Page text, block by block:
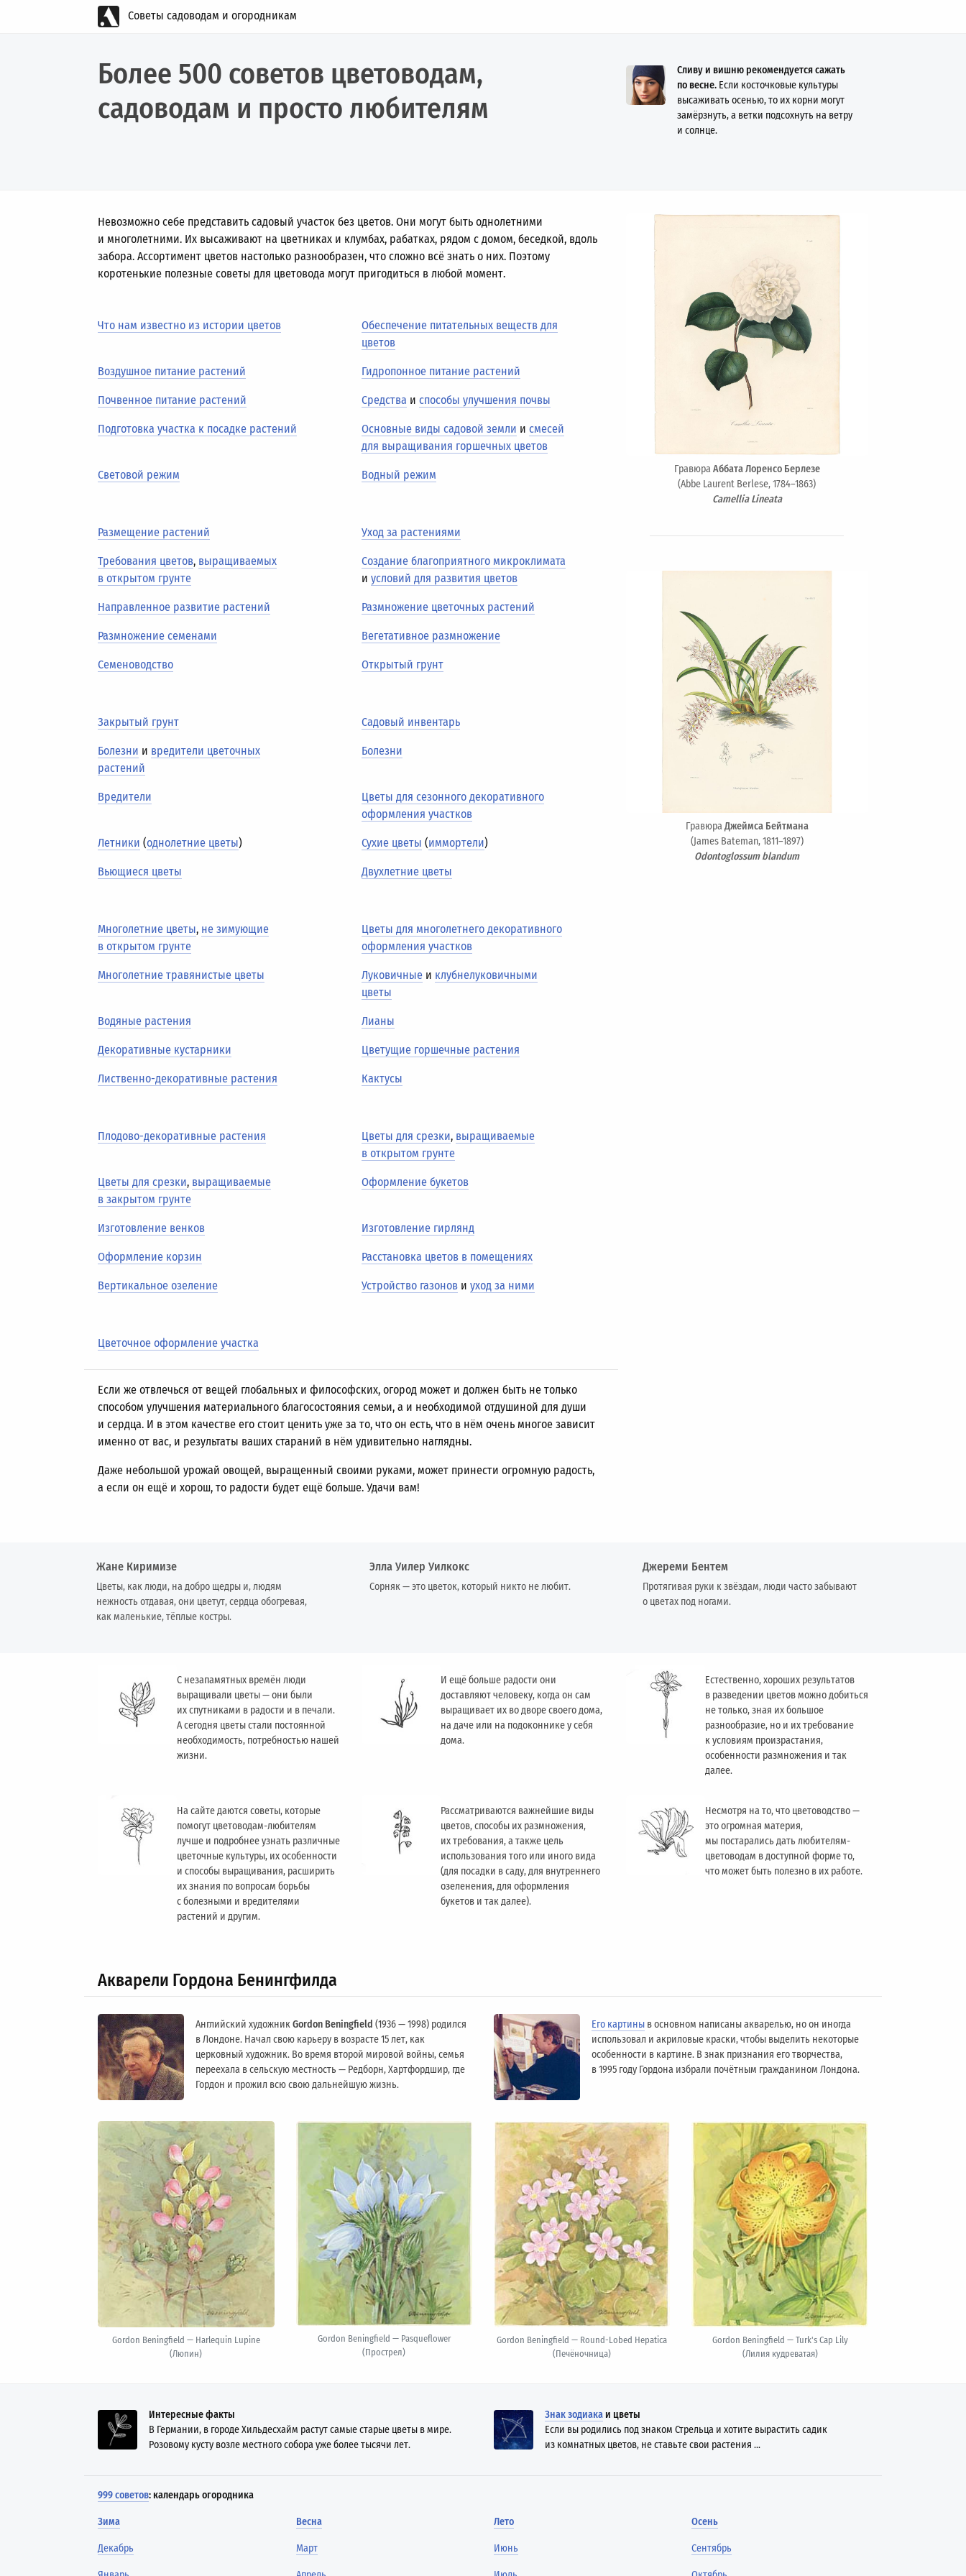
Советы садоводам и огородникам
Более 500 советов цветоводам,
садоводам и просто любителям
Сливу и вишню рекомендуется сажать
по весне.Если косточковые культуры
высаживать осенью, то их корни могут
замёрзнуть, а ветки подсохнуть на ветру
и солнце.
Невозможно себе представить садовый участок без цветов. Они могут быть однолетними
и многолетними. Их высаживают на цветниках и клумбах, рабатках, рядом с домом, беседкой, вдоль
забора. Ассортимент цветов настолько разнообразен, что сложно всё знать о них. Поэтому
коротенькие полезные советы для цветовода могут пригодиться в любой момент.
Что нам известно из истории цветов
Обеспечение питательных веществ для
цветов
Воздушное питание растений Гидропонное питание растений
Почвенное питание растений Средства испособы улучшения почвы
Подготовка участка к посадке растений Основные виды садовой земли исмесей
для выращивания горшечных цветов
Световой режим Водный режим
Размещение растений Уход за растениями
Требования цветов, выращиваемых
в открытом грунте
Создание благоприятного микроклимата
иусловий для развития цветов
Направленное развитие растений Размножение цветочных растений
Размножение семенами Вегетативное размножение
Семеноводство Открытый грунт
Закрытый грунт Садовый инвентарь
Болезни и вредители цветочных
растений
Болезни
Вредители
Цветы для сезонного декоративного
оформления участков
Летники (однолетние цветы) Сухие цветы (иммортели)
Вьющиеся цветы Двухлетние цветы
Многолетние цветы, не зимующие
в открытом грунте
Цветы для многолетнего декоративного
оформления участков
Многолетние травянистые цветы Луковичные и клубнелуковичными
цветы
Водяные растения Лианы
Декоративные кустарники Цветущие горшечные растения
Лиственно-декоративные растения Кактусы
Плодово-декоративные растения Цветы для срезки, выращиваемые
в открытом грунте
Цветы для срезки, выращиваемые
в закрытом грунте
Оформление букетов
Изготовление венков Изготовление гирлянд
Оформление корзин Расстановка цветов в помещениях
Вертикальное озеление Устройство газонов иуход за ними
Цветочное оформление участка
Если же отвлечься от вещей глобальных и философских, огород может и должен быть не только
способом улучшения материального благосостояния семьи, а и необходимой отдушиной для души
и сердца. И в этом качестве его стоит ценить уже за то, что он есть, что в нём очень многое зависит
именно от вас, и результаты ваших стараний в нём удивительно наглядны.
Даже небольшой урожай овощей, выращенный своими руками, может принести огромную радость,
а если он ещё и хорош, то радости будет ещё больше. Удачи вам!
ГравюраАббата Лоренсо Берлезе
(Abbe Laurent Berlese, 1784–1863)
Camellia Lineata
ГравюраДжеймса Бейтмана
(James Bateman, 1811–1897)
Odontoglossum blandum
Жане Киримизе
Цветы, как люди, на добро щедры и, людям
нежность отдавая, они цветут, сердца обогревая,
как маленькие, тёплые костры.
Элла Уилер Уилкокс
Сорняк — это цветок, который никто не любит.
Джереми Бентем
Протягивая руки к звёздам, люди часто забывают
о цветах под ногами.
С незапамятных времён люди
выращивали цветы — они были
их спутниками в радости и в печали.
А сегодня цветы стали постоянной
необходимость, потребностью нашей
жизни.
И ещё больше радости они
доставляют человеку, когда он сам
выращивает их во дворе своего дома,
на даче или на подоконнике у себя
дома.
Естественно, хороших результатов
в разведении цветов можно добиться
не только, зная их большое
разнообразие, но и их требование
к условиям произрастания,
особенности размножения и так
далее.
На сайте даются советы, которые
помогут цветоводам-любителям
лучше и подробнее узнать различные
цветочные культуры, их особенности
и способы выращивания, расширить
их знания по вопросам борьбы
с болезными и вредителями
растений и другим.
Рассматриваются важнейшие виды
цветов, способы их размножения,
их требования, а также цель
использования того или иного вида
(для посадки в саду, для внутреннего
озеленения, для оформления
букетов и так далее).
Несмотря на то, что цветоводство —
это огромная материя,
мы постарались дать любителям-
цветоводам в доступной форме то,
что может быть полезно в их работе.
Акварели Гордона Бенингфилда
Английский художникGordon Beningfield (1936 — 1998) родился
в Лондоне. Начал свою карьеру в возрасте 15 лет, как
церковный художник. Во время второй мировой войны, семья
переехала в сельскую местность — Редборн, Хартфордшир, где
Гордон и прожил всю свою дальнейшую жизнь.
Его картины в основном написаны акварелью, но он иногда
использовал и акриловые краски, чтобы выделить некоторые
особенности в картине. В знак признания его творчества,
в 1995 году Гордона избрали почётным гражданином Лондонa.
Gordon Beningfield — Harlequin Lupine
(Люпин)
Gordon Beningfield — Pasqueflower
(Прострел)
Gordon Beningfield — Round-Lobed Hepatica
(Печёночница)
Gordon Beningfield — Turk's Cap Lily
(Лилия кудреватая)
Интересные факты
В Германии, в городе Хильдесхайм растут самые старые цветы в мире.
Розовому кусту возле местного собора уже более тысячи лет.
Знак зодиака и цветы
Если вы родились под знаком Стрельца и хотите вырастить садик
из комнатных цветов, не ставьте свои растения ...
999 советов: календарь огородника
Зима
Декабрь
Весна
Март
Лето
Июнь
Осень
Сентябрь